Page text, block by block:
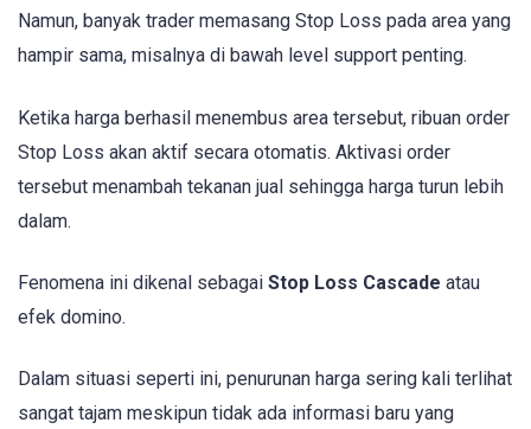
Namun, banyak trader memasang Stop Loss pada area yang
hampir sama, misalnya di bawah level support penting.
Ketika harga berhasil menembus area tersebut, ribuan order
Stop Loss akan aktif secara otomatis. Aktivasi order
tersebut menambah tekanan jual sehingga harga turun lebih
dalam.
Fenomena ini dikenal sebagai Stop Loss Cascade atau
efek domino.
Dalam situasi seperti ini, penurunan harga sering kali terlihat
sangat tajam meskipun tidak ada informasi baru yang